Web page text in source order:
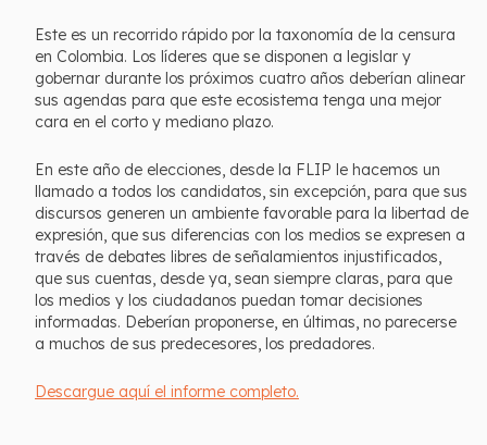
Este es un recorrido rápido por la taxonomía de la censura
en Colombia. Los líderes que se disponen a legislar y
gobernar durante los próximos cuatro años deberían alinear
sus agendas para que este ecosistema tenga una mejor
cara en el corto y mediano plazo.
En este año de elecciones, desde la FLIP le hacemos un
llamado a todos los candidatos, sin excepción, para que sus
discursos generen un ambiente favorable para la libertad de
expresión, que sus diferencias con los medios se expresen a
través de debates libres de señalamientos injustificados,
que sus cuentas, desde ya, sean siempre claras, para que
los medios y los ciudadanos puedan tomar decisiones
informadas. Deberían proponerse, en últimas, no parecerse
a muchos de sus predecesores, los predadores.
Descargue aquí el informe completo.